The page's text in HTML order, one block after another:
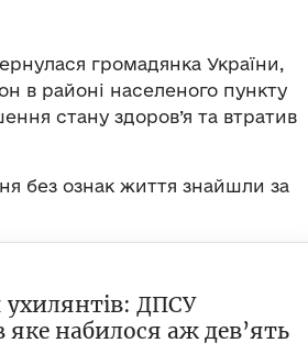
громадянка України,
в районі населеного пункту
стану здоров’я та втратив
без ознак життя знайшли за
ДПСУ
яке набилося аж дев’ять